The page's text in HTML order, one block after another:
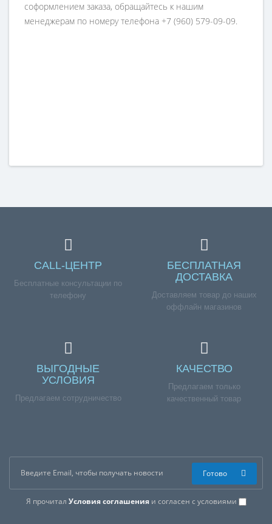
соформлением заказа, обращайтесь к нашим
менеджерам по номеру телефона +7 (960) 579-09-09.
CALL-ЦЕНТР
Бесплатные консультации по
телефону
БЕСПЛАТНАЯ
ДОСТАВКА
Доставляем товар до наших
оффлайн магазинов
ВЫГОДНЫЕ
УСЛОВИЯ
Предлагаем сотрудничество
КАЧЕСТВО
Предлагаем только
качественный товар
Я прочитал Условия соглашенияи согласен с условиями
Готово